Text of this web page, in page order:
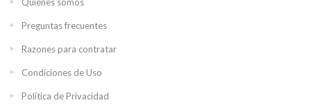
Preguntas frecuentes
Razones para contratar
Condiciones de Uso
Política de Privacidad